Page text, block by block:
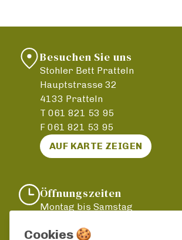
Cookies 🍪
Besuchen Sie uns
Stohler Bett Pratteln
Hauptstrasse 32
4133 Pratteln
T 061 821 53 95
F 061 821 53 95
AUF KARTE ZEIGEN
Öffnungszeiten
Montag bis Samstag
061 821 53 95 / 079 447 12 13